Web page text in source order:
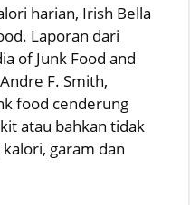
harian, Irish Bella
Laporan dari
of Junk Food and
F. Smith,
food cenderung
atau bahkan tidak
garam dan